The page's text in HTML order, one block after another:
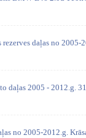
daļas no 2005-
daļas 2005 - 2012.g.
no 2005-2012.g.